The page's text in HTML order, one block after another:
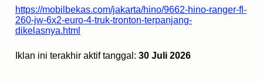
https://mobilbekas.com/jakarta/hino/9662-hino-ranger-fl-
260-jw-6x2-euro-4-truk-tronton-terpanjang-
dikelasnya.html
Iklan ini terakhir aktif tanggal: 30 Juli 2026